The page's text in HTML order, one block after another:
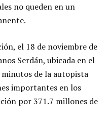
no queden en un
el 18 de noviembre de
Serdán, ubicada en el
de la autopista
importantes en los
por 371.7 millones de